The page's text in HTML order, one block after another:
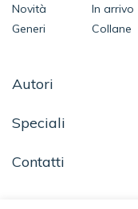
Novità
In arrivo
Generi
Collane
Autori
Speciali
Contatti